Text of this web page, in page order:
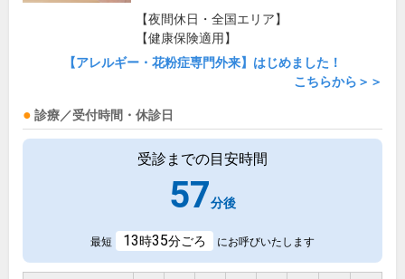
【夜間休日・全国エリア】
【健康保険適用】
【アレルギー・花粉症専門外来】はじめました！
こちらから＞＞
診療／受付時間・休診日
受診までの目安時間
57分後
最短 13時35分ごろ にお呼びいたします